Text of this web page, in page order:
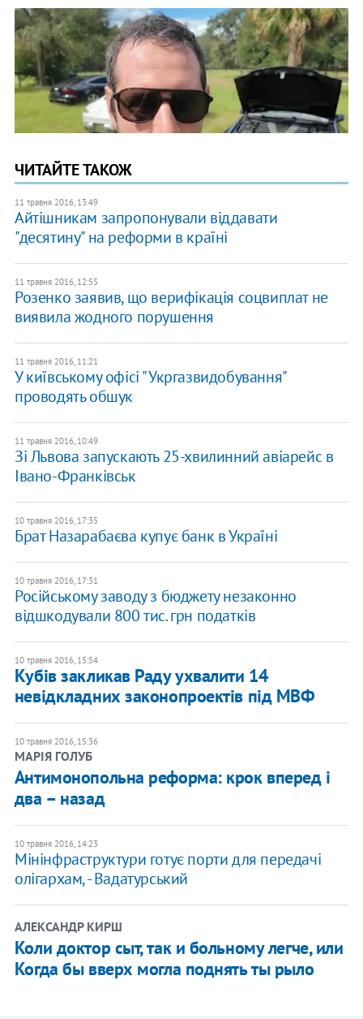
ЧИТАЙТЕ ТАКОЖ
11 травня 2016, 13:49
Айтішникам запропонували віддавати
"десятину" на реформи в країні
11 травня 2016, 12:55
Розенко заявив, що верифікація соцвиплат не
виявила жодного порушення
11 травня 2016, 11:21
У київському офісі "Укргазвидобування"
проводять обшук
11 травня 2016, 10:49
Зі Львова запускають 25-хвилинний авіарейс в
Івано-Франківськ
10 травня 2016, 17:35
Брат Назарабаєва купує банк в Україні
10 травня 2016, 17:31
Російському заводу з бюджету незаконно
відшкодували 800 тис. грн податків
10 травня 2016, 15:54
Кубів закликав Раду ухвалити 14
невідкладних законопроектів під МВФ
10 травня 2016, 15:36
МАРІЯ ГОЛУБ
Антимонопольна реформа: крок вперед і
два – назад
10 травня 2016, 14:23
Мінінфраструктури готує порти для передачі
олігархам, - Вадатурський
АЛЕКСАНДР КИРШ
Коли доктор сыт, так и больному легче, или
Когда бы вверх могла поднять ты рыло